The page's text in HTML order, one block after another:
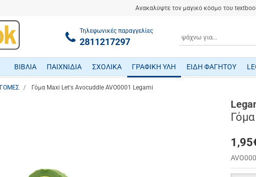
Ανακαλύψτε τον μαγικό κόσμο του
Τηλεφωνικές παραγγελίες
2811217297
ΒΙΒΛΙΑ ΠΑΙΧΝΙΔΙΑ ΣΧΟΛΙΚΑ ΓΡΑΦΙΚΗ ΥΛΗ ΕΙΔΗ ΦΑΓΗΤΟΥ
ΓΟΜΕΣ Γόμα Maxi Let's Avocuddle AVO0001 Legami
1,95